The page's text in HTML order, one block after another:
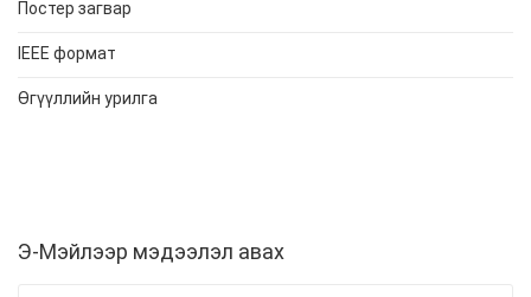
Постер загвар
IEEE формат
Өгүүллийн урилга
Э-Мэйлээр мэдээлэл авах